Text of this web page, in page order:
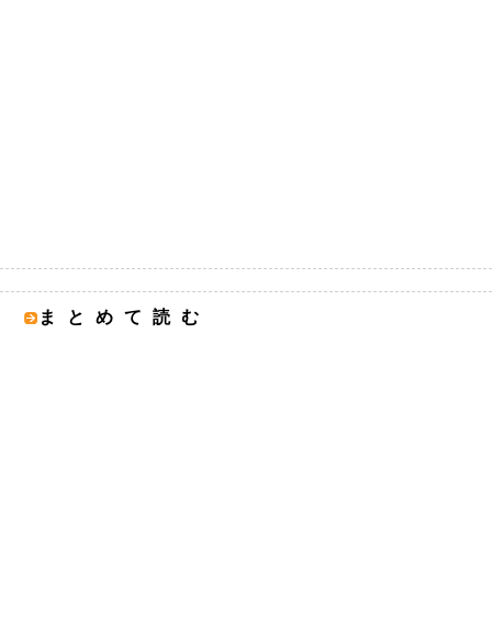
まとめて読む